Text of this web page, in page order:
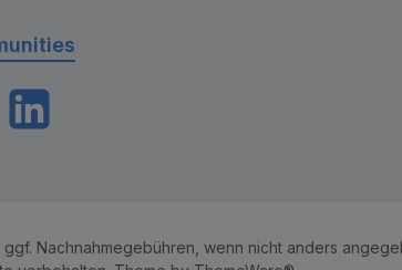
dentalcontact
LinkedIn
ggf. Nachnahmegebühren, wenn nicht anders